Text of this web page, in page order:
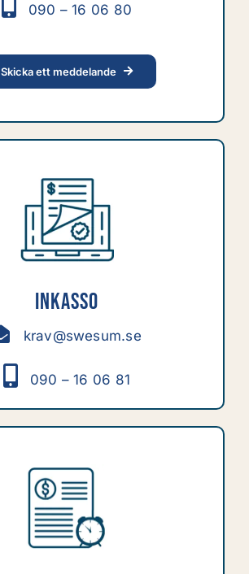
090 – 16 06 80
Skicka ett meddelande
Inkasso
krav@swesum.se
090 – 16 06 81